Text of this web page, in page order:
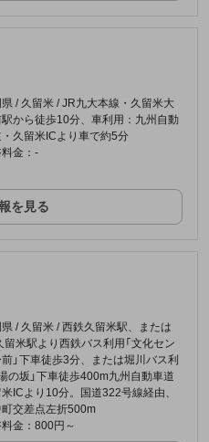
/ 久留米 / JR九大本線・久留米大
から徒歩10分、車利用：九州自動
久留米ICより車で約5分
料金：-
を見る
/ 久留米 / 西鉄久留米駅、または
留米駅より西鉄バス利用「文化セン
」下車徒歩3分、または堀川バス利
の坂」下車徒歩400m九州自動車道
ICより10分。国道322号線経由、
交差点左折500m
料金：800円～